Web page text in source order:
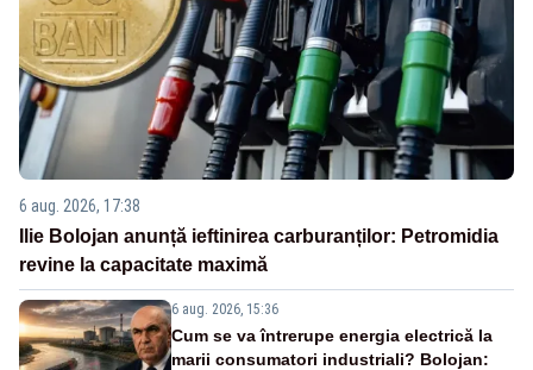
6 aug. 2026, 17:38
Ilie Bolojan anunță ieftinirea carburanților: Petromidia
revine la capacitate maximă
6 aug. 2026, 15:36
Cum se va întrerupe energia electrică la
marii consumatori industriali? Bolojan: